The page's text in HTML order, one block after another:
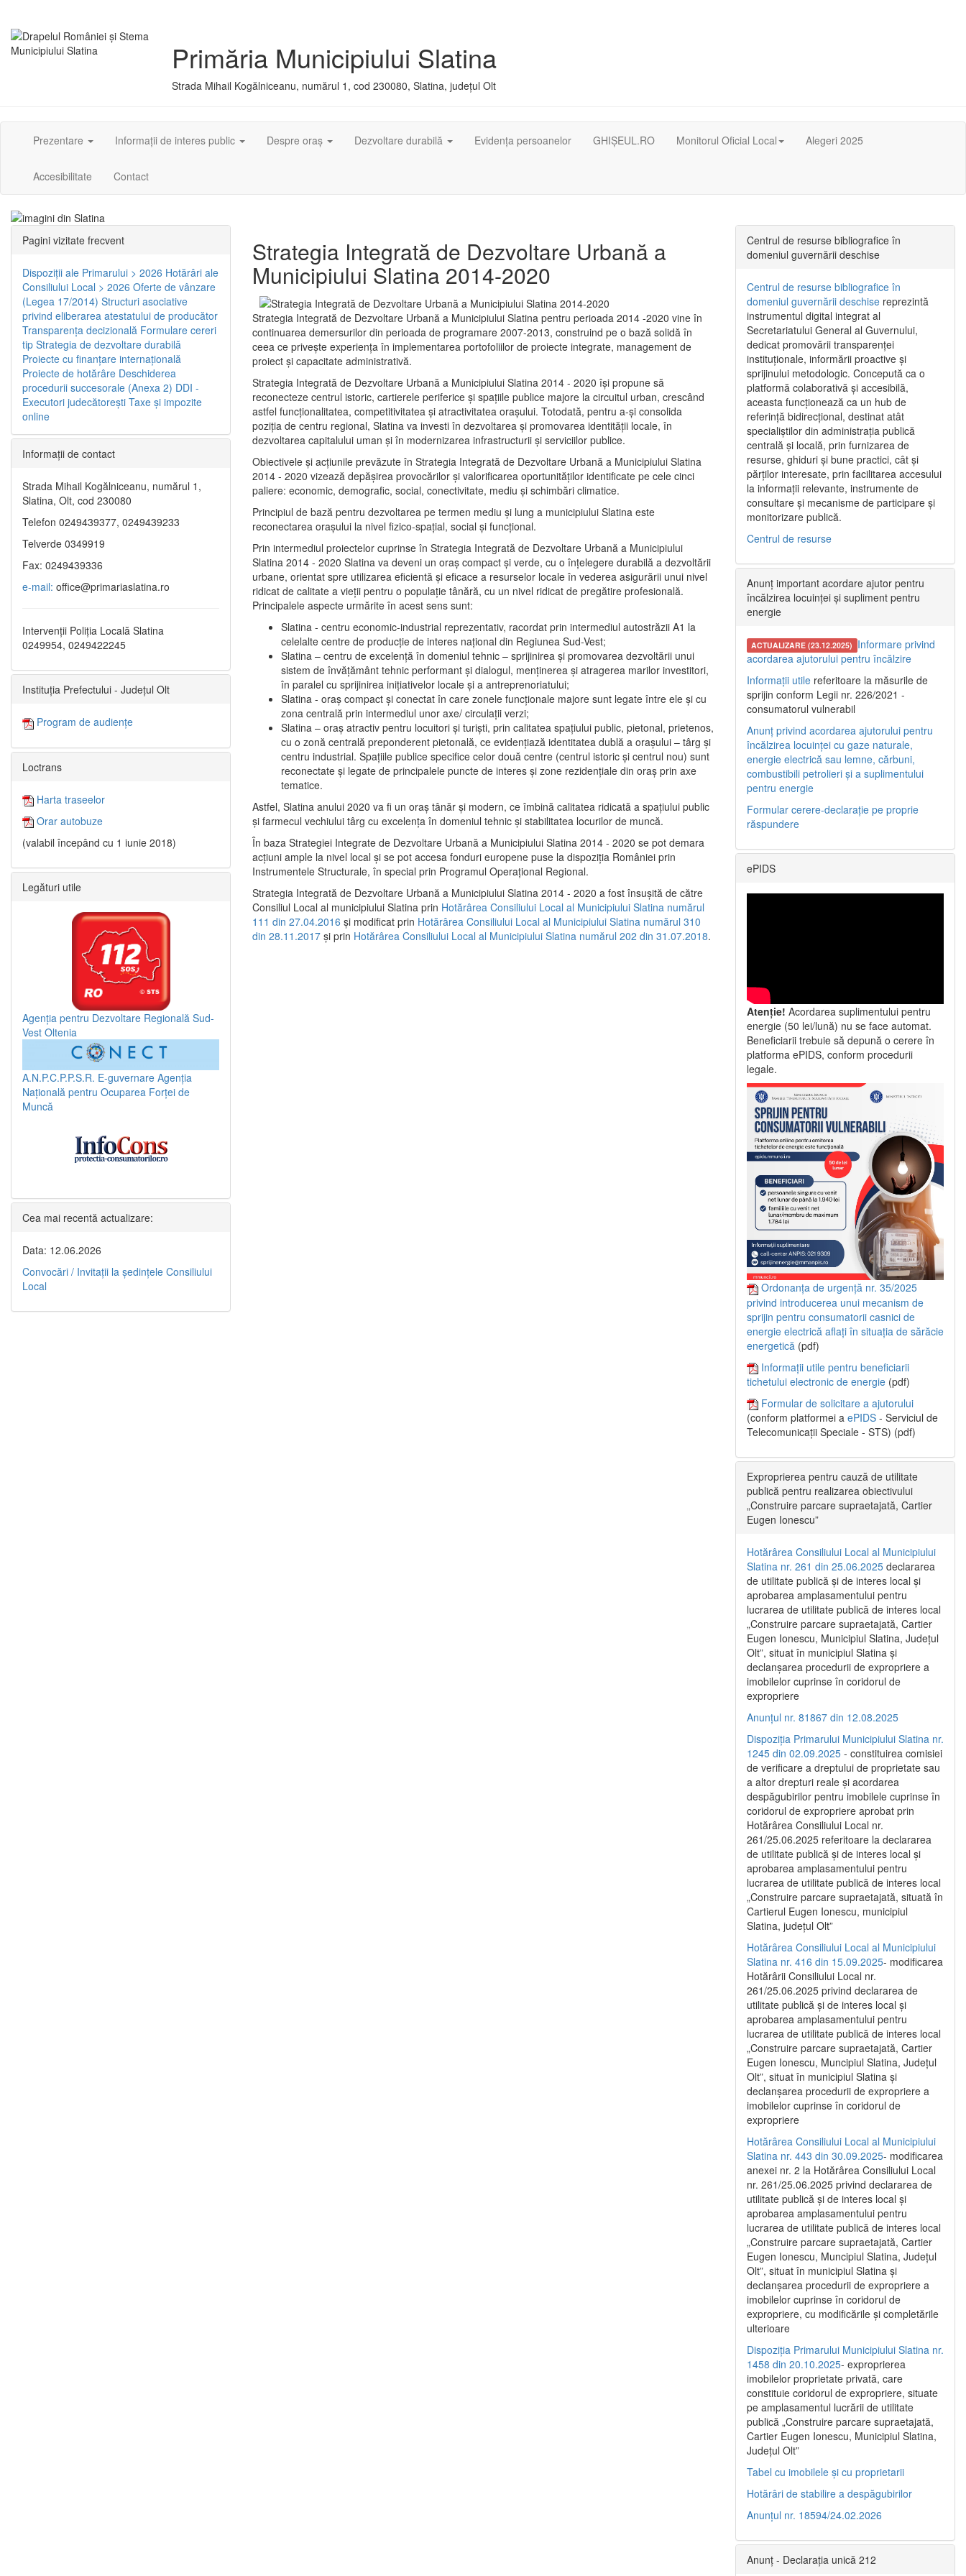
Primăria Municipiului Slatina
Strada Mihail Kogălniceanu, numărul 1, cod 230080, Slatina, județul Olt
Prezentare Informații de interes public Despre oraș Dezvoltare durabilă Evidența persoanelor GHIȘEUL.RO Monitorul Oficial Local Alegeri 2025
Accesibilitate Contact
Strategia Integrată de Dezvoltare Urbană a
Municipiului Slatina 2014-2020
Strategia Integrată de Dezvoltare Urbană a Municipiului Slatina pentru perioada 2014 -2020 vine în
continuarea demersurilor din perioada de programare 2007-2013, construind pe o bază solidă în
ceea ce priveşte experienţa în implementarea portofoliilor de proiecte integrate, management de
proiect și capacitate administrativă.
Strategia Integrată de Dezvoltare Urbană a Municipiului Slatina 2014 - 2020 își propune să
reconecteze centrul istoric, cartierele periferice şi spaţiile publice majore la circuitul urban, crescând
astfel funcţionalitatea, competitivitatea şi atractivitatea oraşului. Totodată, pentru a-şi consolida
poziţia de centru regional, Slatina va investi în dezvoltarea şi promovarea identităţii locale, în
dezvoltarea capitalului uman şi în modernizarea infrastructurii şi serviciilor publice.
Obiectivele şi acţiunile prevăzute în Strategia Integrată de Dezvoltare Urbană a Municipiului Slatina
2014 - 2020 vizează depășirea provocărilor şi valorificarea oportunităţilor identificate pe cele cinci
paliere: economic, demografic, social, conectivitate, mediu şi schimbări climatice.
Principiul de bază pentru dezvoltarea pe termen mediu şi lung a municipiului Slatina este
reconectarea oraşului la nivel fizico-spaţial, social şi funcţional.
Prin intermediul proiectelor cuprinse în Strategia Integrată de Dezvoltare Urbană a Municipiului
Slatina 2014 - 2020 Slatina va deveni un oraş compact şi verde, cu o înţelegere durabilă a dezvoltării
urbane, orientat spre utilizarea eficientă şi eficace a resurselor locale în vederea asigurării unui nivel
ridicat de calitate a vieţii pentru o populaţie tânără, cu un nivel ridicat de pregătire profesională.
Principalele aspecte urmărite în acest sens sunt:
Slatina - centru economic-industrial reprezentativ, racordat prin intermediul autostrăzii A1 la
celelalte centre de producţie de interes naţional din Regiunea Sud-Vest;
Slatina – centru de excelenţă în domeniul tehnic – sprijinirea şi promovarea dezvoltării unui
sistem de învăţământ tehnic performant şi dialogul, menţinerea şi atragerea marilor investitori,
în paralel cu sprijinirea iniţiativelor locale şi a antreprenoriatului;
Slatina - oraş compact şi conectat în care zonele funcţionale majore sunt legate între ele şi cu
zona centrală prin intermediul unor axe/ circulații verzi;
Slatina – oraş atractiv pentru locuitori şi turişti, prin calitatea spaţiului public, pietonal, prietenos,
cu o zonă centrală preponderent pietonală, ce evidenţiază identitatea dublă a oraşului – târg şi
centru industrial. Spaţiile publice specifice celor două centre (centrul istoric şi centrul nou) sunt
reconectate şi legate de principalele puncte de interes şi zone rezidenţiale din oraş prin axe
tematice.
Astfel, Slatina anului 2020 va fi un oraş tânăr şi modern, ce îmbină calitatea ridicată a spaţiului public
şi farmecul vechiului târg cu excelenţa în domeniul tehnic şi stabilitatea locurilor de muncă.
În baza Strategiei Integrate de Dezvoltare Urbană a Municipiului Slatina 2014 - 2020 se pot demara
acţiuni ample la nivel local şi se pot accesa fonduri europene puse la dispoziţia României prin
Instrumentele Structurale, în special prin Programul Operațional Regional.
Strategia Integrată de Dezvoltare Urbană a Municipiului Slatina 2014 - 2020 a fost însuşită de către
Consiliul Local al municipiului Slatina prin Hotărârea Consiliului Local al Municipiului Slatina numărul
111 din 27.04.2016 și modificat prin Hotărârea Consiliului Local al Municipiului Slatina numărul 310
din 28.11.2017 și prin Hotărârea Consiliului Local al Municipiului Slatina numărul 202 din 31.07.2018.
Pagini vizitate frecvent
Dispoziţii ale Primarului > 2026 Hotărâri ale
Consiliului Local > 2026 Oferte de vânzare
(Legea 17/2014) Structuri asociative
privind eliberarea atestatului de producător
Transparenţa decizională Formulare cereri
tip Strategia de dezvoltare durabilă
Proiecte cu finanţare internaţională
Proiecte de hotărâre Deschiderea
procedurii succesorale (Anexa 2) DDI -
Executori judecătorești Taxe şi impozite
online
Informaţii de contact
Strada Mihail Kogălniceanu, numărul 1,
Slatina, Olt, cod 230080
Telefon 0249439377, 0249439233
Telverde 0349919
Fax: 0249439336
e-mail: office@primariaslatina.ro
Intervenții Poliția Locală Slatina
0249954, 0249422245
Instituția Prefectului - Județul Olt
Program de audiențe
Loctrans
Harta traseelor
Orar autobuze
(valabil începând cu 1 iunie 2018)
Legături utile
Agenția pentru Dezvoltare Regională Sud-
Vest Oltenia
A.N.P.C.P.P.S.R. E-guvernare Agenția
Națională pentru Ocuparea Forței de
Muncă
Cea mai recentă actualizare:
Data: 12.06.2026
Convocări / Invitaţii la şedinţele Consiliului
Local
Centrul de resurse bibliografice în
domeniul guvernării deschise
Centrul de resurse bibliografice în
domeniul guvernării deschise reprezintă
instrumentul digital integrat al
Secretariatului General al Guvernului,
dedicat promovării transparenței
instituționale, informării proactive și
sprijinului metodologic. Concepută ca o
platformă colaborativă și accesibilă,
aceasta funcționează ca un hub de
referință bidirecțional, destinat atât
specialiștilor din administrația publică
centrală și locală, prin furnizarea de
resurse, ghiduri și bune practici, cât și
părților interesate, prin facilitarea accesului
la informații relevante, instrumente de
consultare și mecanisme de participare și
monitorizare publică.
Centrul de resurse
Anunț important acordare ajutor pentru
încălzirea locuinței și supliment pentru
energie
ACTUALIZARE (23.12.2025) Informare privind
acordarea ajutorului pentru încălzire
Informații utile referitoare la măsurile de
sprijin conform Legii nr. 226/2021 -
consumatorul vulnerabil
Anunț privind acordarea ajutorului pentru
încălzirea locuinței cu gaze naturale,
energie electrică sau lemne, cărbuni,
combustibili petrolieri și a suplimentului
pentru energie
Formular cerere-declarație pe proprie
răspundere
ePIDS
Atenție! Acordarea suplimentului pentru
energie (50 lei/lună) nu se face automat.
Beneficiarii trebuie să depună o cerere în
platforma ePIDS, conform procedurii
legale.
Ordonanța de urgență nr. 35/2025
privind introducerea unui mecanism de
sprijin pentru consumatorii casnici de
energie electrică aflați în situația de sărăcie
energetică (pdf)
Informații utile pentru beneficiarii
tichetului electronic de energie (pdf)
Formular de solicitare a ajutorului
(conform platformei a ePIDS - Serviciul de
Telecomunicații Speciale - STS) (pdf)
Exproprierea pentru cauză de utilitate
publică pentru realizarea obiectivului
„Construire parcare supraetajată, Cartier
Eugen Ionescu”
Hotărârea Consiliului Local al Municipiului
Slatina nr. 261 din 25.06.2025 declararea
de utilitate publică și de interes local și
aprobarea amplasamentului pentru
lucrarea de utilitate publică de interes local
„Construire parcare supraetajată, Cartier
Eugen Ionescu, Municipiul Slatina, Județul
Olt”, situat în municipiul Slatina și
declanșarea procedurii de expropriere a
imobilelor cuprinse în coridorul de
expropriere
Anunțul nr. 81867 din 12.08.2025
Dispoziția Primarului Municipiului Slatina nr.
1245 din 02.09.2025 - constituirea comisiei
de verificare a dreptului de proprietate sau
a altor drepturi reale și acordarea
despăgubirilor pentru imobilele cuprinse în
coridorul de expropriere aprobat prin
Hotărârea Consiliului Local nr.
261/25.06.2025 referitoare la declararea
de utilitate publică și de interes local și
aprobarea amplasamentului pentru
lucrarea de utilitate publică de interes local
„Construire parcare supraetajată, situată în
Cartierul Eugen Ionescu, municipiul
Slatina, județul Olt”
Hotărârea Consiliului Local al Municipiului
Slatina nr. 416 din 15.09.2025- modificarea
Hotărârii Consiliului Local nr.
261/25.06.2025 privind declararea de
utilitate publică și de interes local și
aprobarea amplasamentului pentru
lucrarea de utilitate publică de interes local
„Construire parcare supraetajată, Cartier
Eugen Ionescu, Muncipiul Slatina, Județul
Olt”, situat în municipiul Slatina și
declanșarea procedurii de expropriere a
imobilelor cuprinse în coridorul de
expropriere
Hotărârea Consiliului Local al Municipiului
Slatina nr. 443 din 30.09.2025- modificarea
anexei nr. 2 la Hotărârea Consiliului Local
nr. 261/25.06.2025 privind declararea de
utilitate publică şi de interes local şi
aprobarea amplasamentului pentru
lucrarea de utilitate publică de interes local
„Construire parcare supraetajată, Cartier
Eugen Ionescu, Muncipiul Slatina, Judeţul
Olt”, situat în municipiul Slatina şi
declanşarea procedurii de expropriere a
imobilelor cuprinse în coridorul de
expropriere, cu modificările şi completările
ulterioare
Dispoziția Primarului Municipiului Slatina nr.
1458 din 20.10.2025- exproprierea
imobilelor proprietate privată, care
constituie coridorul de expropriere, situate
pe amplasamentul lucrării de utilitate
publică „Construire parcare supraetajată,
Cartier Eugen Ionescu, Municipiul Slatina,
Județul Olt”
Tabel cu imobilele și cu proprietarii
Hotărâri de stabilire a despăgubirilor
Anunțul nr. 18594/24.02.2026
Anunț - Declarația unică 212